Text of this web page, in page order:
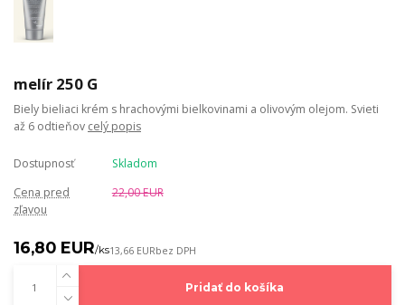
melír 250 G
Biely bieliaci krém s hrachovými bielkovinami a olivovým olejom. Svieti
až 6 odtieňov celý popis
Dostupnosť
Skladom
Cena pred
zľavou
22,00 EUR
16,80 EUR/ks13,66 EURbez DPH
Pridať do košíka